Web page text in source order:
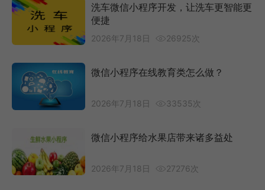
洗车微信小程序开发，让洗车更智能更
便捷
2026年7月18日 26925次
微信小程序在线教育类怎么做？
2026年7月18日 33535次
微信小程序给水果店带来诸多益处
2026年7月18日 27276次